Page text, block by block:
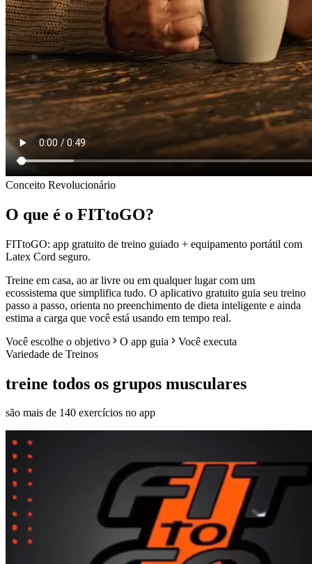
Conceito Revolucionário
O que é o FITtoGO?
FITtoGO: app gratuito de treino guiado + equipamento portátil com
Latex Cord seguro.
Treine em casa, ao ar livre ou em qualquer lugar com um
ecossistema que simplifica tudo. O aplicativo gratuito guia seu treino
passo a passo, orienta no preenchimento de dieta inteligente e ainda
estima a carga que você está usando em tempo real.
Você escolhe o objetivo
O app guia
Você executa
Variedade de Treinos
treine todos os grupos musculares
são mais de 140 exercícios no app